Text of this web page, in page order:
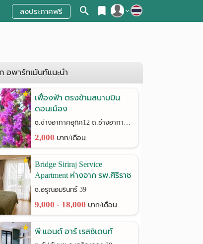
ลงประกาศฟรี
อพาร์ทเม้นท์แนะนำ
เฟื่องฟ้า ตรงข้ามสนามบิน
ดอนเมือง
ซ.ช่างอากาศอุทิศ12 ถ.ช่างอากาศอุทิศ
2,000 บาท/เดือน
Bridge Siriraj Service
Apartment ห่างจาก รพ.ศิริราช
เพียง 900 เมตร
ซ.อรุณอมรินทร์ 39
9,000 - 18,000 บาท/เดือน
พี แอนด์ อาร์ เรสซิเดนท์